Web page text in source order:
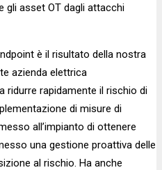
gli asset OT dagli attacchi
è il risultato della nostra
azienda elettrica
ridurre rapidamente il rischio di
di misure di
all’impianto di ottenere
una gestione proattiva delle
al rischio. Ha anche